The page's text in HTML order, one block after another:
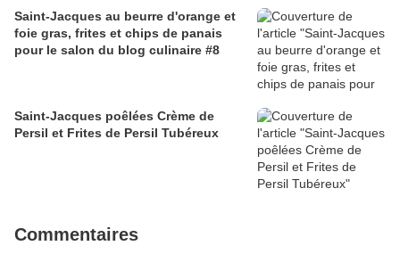
Saint-Jacques au beurre d'orange et
foie gras, frites et chips de panais
pour le salon du blog culinaire #8
Saint-Jacques poêlées Crème de
Persil et Frites de Persil Tubéreux
Commentaires